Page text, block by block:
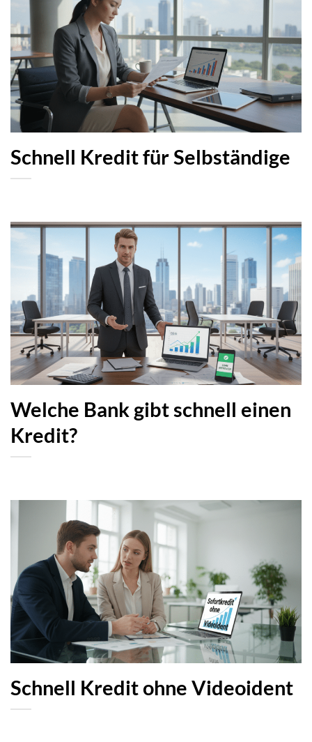
Schnell Kredit für Selbständige
Welche Bank gibt schnell einen
Kredit?
Schnell Kredit ohne Videoident